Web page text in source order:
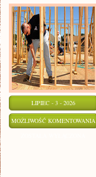
LIPIEC - 3 - 2026
MOŻLIWOŚĆ KOMENTOWANIA